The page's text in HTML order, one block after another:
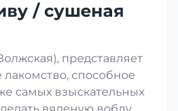
/ сушеная
представляет
способное
самых взыскательных